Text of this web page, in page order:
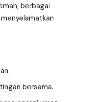
berbagai
bersama.